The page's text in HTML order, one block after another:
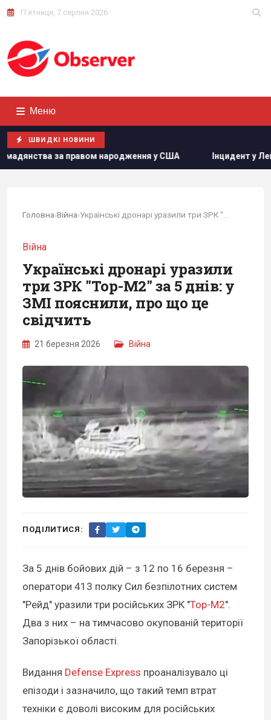
П'ятниця, 7 серпня 2026
Меню
ШВИДКІ НОВИНИ
у США Інцидент у Лейпцигу: у Німеччині
Головна›Війна›
Війна
Українські дронарі уразили
три ЗРК "Тор-М2" за 5 днів: у
ЗМІ пояснили, про що це
свідчить
21 березня 2026 Війна
ПОДІЛИТИСЯ:
За 5 днів бойових дій – з 12 по 16 березня –
оператори 413 полку Сил безпілотних систем
"Рейд" уразили три російських ЗРК "Тор-М2".
Два з них – на тимчасово окупованій території
Запорізької області.
Видання Defense Express проаналізувало ці
епізоди і зазначило, що такий темп втрат
техніки є доволі високим для російських